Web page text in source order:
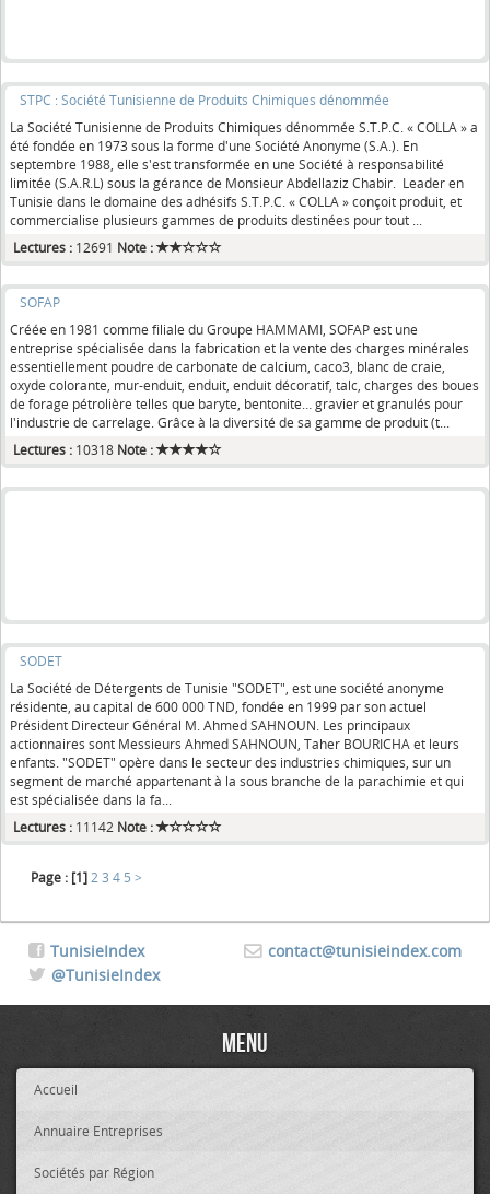
STPC : Société Tunisienne de Produits Chimiques dénommée
La Société Tunisienne de Produits Chimiques dénommée S.T.P.C. « COLLA » a
été fondée en 1973 sous la forme d'une Société Anonyme (S.A.). En
septembre 1988, elle s'est transformée en une Société à responsabilité
limitée (S.A.R.L) sous la gérance de Monsieur Abdellaziz Chabir. Leader en
Tunisie dans le domaine des adhésifs S.T.P.C. « COLLA » conçoit produit, et
commercialise plusieurs gammes de produits destinées pour tout ...
Lectures : 12691 Note :
SOFAP
Créée en 1981 comme filiale du Groupe HAMMAMI, SOFAP est une
entreprise spécialisée dans la fabrication et la vente des charges minérales
essentiellement poudre de carbonate de calcium, caco3, blanc de craie,
oxyde colorante, mur-enduit, enduit, enduit décoratif, talc, charges des boues
de forage pétrolière telles que baryte, bentonite… gravier et granulés pour
l'industrie de carrelage. Grâce à la diversité de sa gamme de produit (t...
Lectures : 10318 Note :
SODET
La Société de Détergents de Tunisie "SODET", est une société anonyme
résidente, au capital de 600 000 TND, fondée en 1999 par son actuel
Président Directeur Général M. Ahmed SAHNOUN. Les principaux
actionnaires sont Messieurs Ahmed SAHNOUN, Taher BOURICHA et leurs
enfants. "SODET" opère dans le secteur des industries chimiques, sur un
segment de marché appartenant à la sous branche de la parachimie et qui
est spécialisée dans la fa...
Lectures : 11142 Note :
Page : [1] 2 3 4 5 >
contact@tunisieindex.com
TunisieIndex
@TunisieIndex
Menu
Accueil
Annuaire Entreprises
Sociétés par Région